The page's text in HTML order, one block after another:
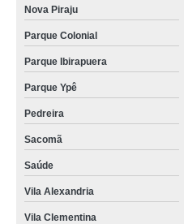
Nova Piraju
Parque Colonial
Parque Ibirapuera
Parque Ypê
Pedreira
Sacomã
Saúde
Vila Alexandria
Vila Clementina